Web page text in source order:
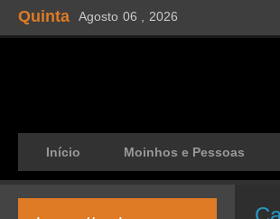
Quinta Agosto 06 , 2026
Início Moinhos e Pessoas